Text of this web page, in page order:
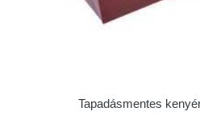
Tapadásmentes